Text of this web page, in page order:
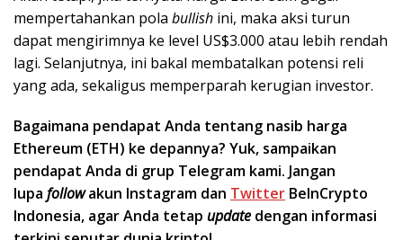
mempertahankan pola bullish ini, maka aksi turun
dapat mengirimnya ke level US$3.000 atau lebih rendah
lagi. Selanjutnya, ini bakal membatalkan potensi reli
yang ada, sekaligus memperparah kerugian investor.
Bagaimana pendapat Anda tentang nasib harga
Ethereum (ETH) ke depannya? Yuk, sampaikan
pendapat Anda di grup Telegram kami. Jangan
lupa followakun Instagram dan Twitter BeInCrypto
Indonesia, agar Anda tetap update dengan informasi